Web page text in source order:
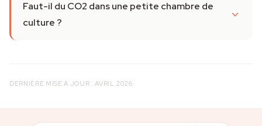
Faut-il du CO2 dans une petite chambre de
culture ?
DERNIÈRE MISE À JOUR : AVRIL 2026